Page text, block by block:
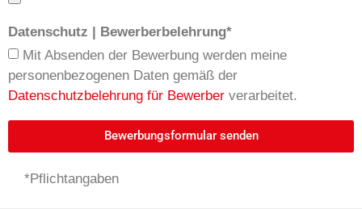
Datenschutz | Bewerberbelehrung*
Mit Absenden der Bewerbung werden meine
personenbezogenen Daten gemäß der
Datenschutzbelehrung für Bewerber verarbeitet.
Bewerbungsformular senden
*Pflichtangaben